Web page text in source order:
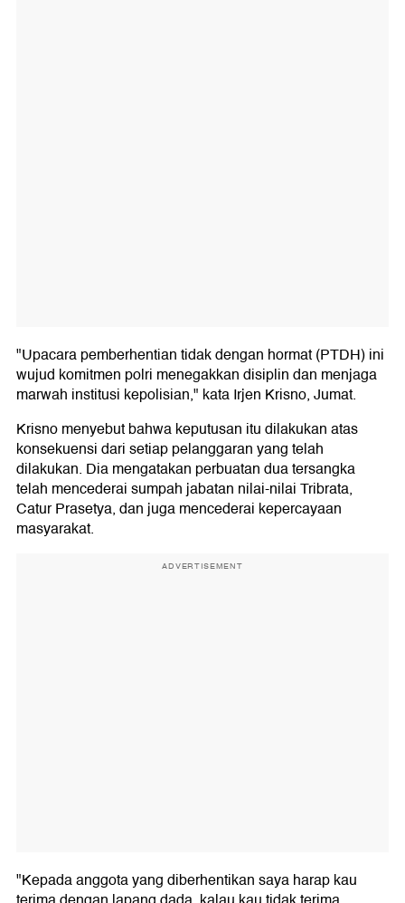
"Upacara pemberhentian tidak dengan hormat (PTDH) ini
wujud komitmen polri menegakkan disiplin dan menjaga
marwah institusi kepolisian," kata Irjen Krisno, Jumat.
Krisno menyebut bahwa keputusan itu dilakukan atas
konsekuensi dari setiap pelanggaran yang telah
dilakukan. Dia mengatakan perbuatan dua tersangka
telah mencederai sumpah jabatan nilai-nilai Tribrata,
Catur Prasetya, dan juga mencederai kepercayaan
masyarakat.
ADVERTISEMENT
"Kepada anggota yang diberhentikan saya harap kau